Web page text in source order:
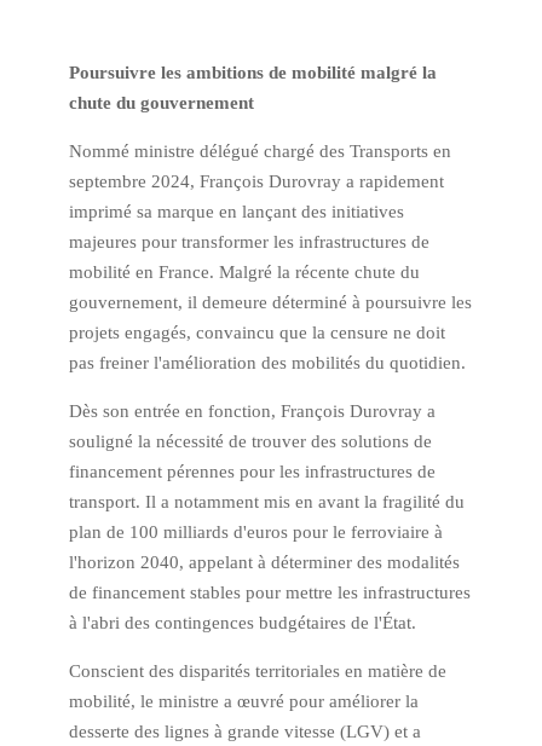
Poursuivre les ambitions de mobilité malgré la
chute du gouvernement
Nommé ministre délégué chargé des Transports en
septembre 2024, François Durovray a rapidement
imprimé sa marque en lançant des initiatives
majeures pour transformer les infrastructures de
mobilité en France. Malgré la récente chute du
gouvernement, il demeure déterminé à poursuivre les
projets engagés, convaincu que la censure ne doit
pas freiner l'amélioration des mobilités du quotidien.
Dès son entrée en fonction, François Durovray a
souligné la nécessité de trouver des solutions de
financement pérennes pour les infrastructures de
transport. Il a notamment mis en avant la fragilité du
plan de 100 milliards d'euros pour le ferroviaire à
l'horizon 2040, appelant à déterminer des modalités
de financement stables pour mettre les infrastructures
à l'abri des contingences budgétaires de l'État.
Conscient des disparités territoriales en matière de
mobilité, le ministre a œuvré pour améliorer la
desserte des lignes à grande vitesse (LGV) et a